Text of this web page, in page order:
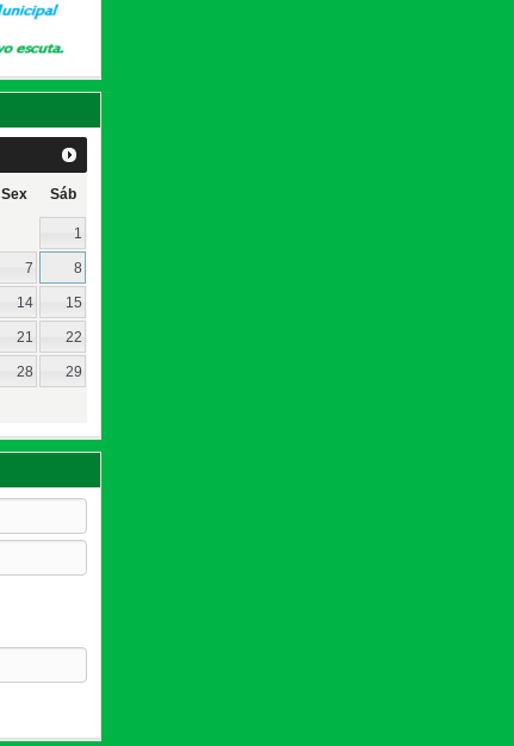
Sex Sáb
1
7 8
14 15
21 22
28 29